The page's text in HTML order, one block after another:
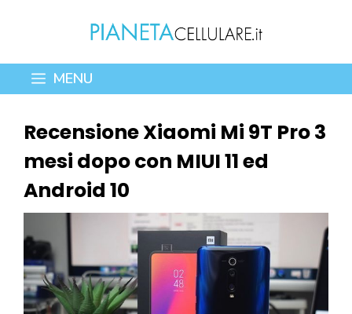
contenuto
MENU
Recensione Xiaomi Mi 9T Pro 3
mesi dopo con MIUI 11 ed
Android 10